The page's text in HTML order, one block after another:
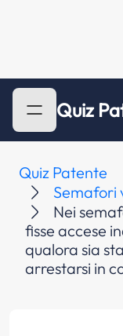
Quiz
Quiz Patente
Semafori
Nei
fisse accese
qualora sia
arrestarsi in